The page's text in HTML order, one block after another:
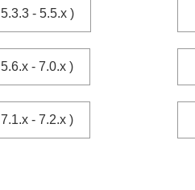
- 5.5.x )
- 7.0.x )
- 7.2.x )